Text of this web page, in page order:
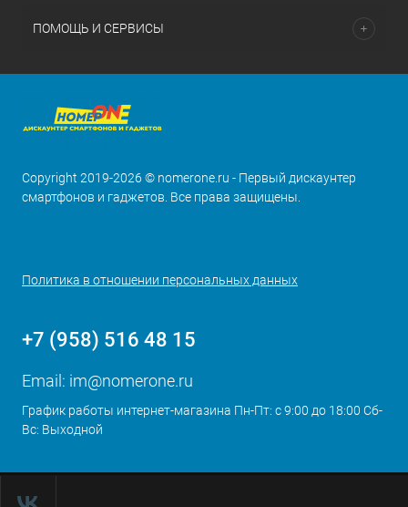
ПОМОЩЬ И СЕРВИСЫ
Copyright 2019-2026 © nomerone.ru - Первый дискаунтер
смартфонов и гаджетов. Все права защищены.
Политика в отношении персональных данных
+7 (958) 516 48 15
Email: im@nomerone.ru
График работы интернет-магазина Пн-Пт: с 9:00 до 18:00 Сб-
Вс: Выходной